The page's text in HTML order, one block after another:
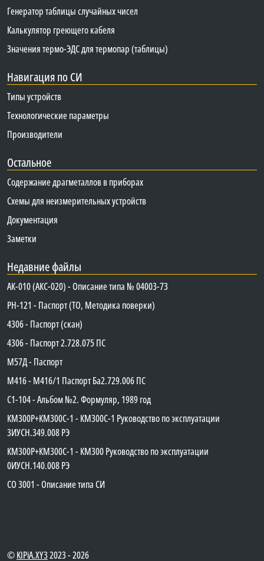
Генератор таблицы случайных чисел
Калькулятор греющего кабеля
Значения термо-ЭДС для термопар (таблицы)
Навигация по СИ
Типы устройств
Технологические параметры
Производители
Остальное
Содержание драгметаллов в приборах
Схемы для неизмерительных устройств
Документация
Заметки
Недавние файлы
АК-010 (АКС-020) - Описание типа № 04003-73
PH-121 - Паспорт (ТО, Методика поверки)
4306 - Паспорт (скан)
4306 - Паспорт 2.728.075 ПС
М57Д - Паспорт
М416 - М416/1 Паспорт Ба2.729.006 ПС
C1-104 - Альбом №2. Формуляр, 1989 год
КМ300Р+КМ300С-1 - КМ300C-1 Руководство по эксплуатации
3ИУСН.349.008 РЭ
КМ300Р+КМ300С-1 - КМ300 Руководство по эксплуатации
0ИУСН.140.008 РЭ
СО 3001 - Описание типа СИ
©KIPiA.XY32023 - 2026